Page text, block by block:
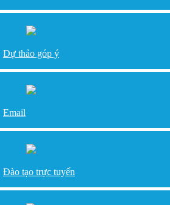
Dự thảo góp ý
Email
Đào tạo trực tuyến